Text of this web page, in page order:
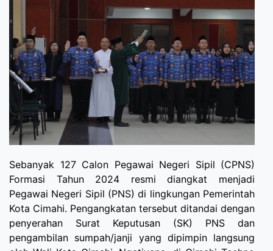
Sebanyak 127 Calon Pegawai Negeri Sipil (CPNS)
Formasi Tahun 2024 resmi diangkat menjadi
Pegawai Negeri Sipil (PNS) di lingkungan Pemerintah
Kota Cimahi. Pengangkatan tersebut ditandai dengan
penyerahan Surat Keputusan (SK) PNS dan
pengambilan sumpah/janji yang dipimpin langsung